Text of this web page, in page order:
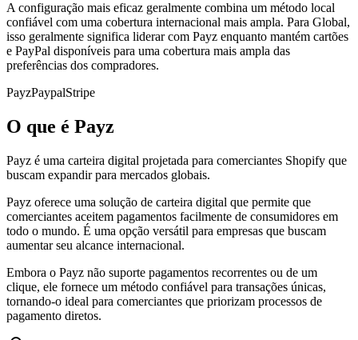
A configuração mais eficaz geralmente combina um método local
confiável com uma cobertura internacional mais ampla. Para Global,
isso geralmente significa liderar com Payz enquanto mantém cartões
e PayPal disponíveis para uma cobertura mais ampla das
preferências dos compradores.
PayzPaypalStripe
O que é Payz
Payz é uma carteira digital projetada para comerciantes Shopify que
buscam expandir para mercados globais.
Payz oferece uma solução de carteira digital que permite que
comerciantes aceitem pagamentos facilmente de consumidores em
todo o mundo. É uma opção versátil para empresas que buscam
aumentar seu alcance internacional.
Embora o Payz não suporte pagamentos recorrentes ou de um
clique, ele fornece um método confiável para transações únicas,
tornando-o ideal para comerciantes que priorizam processos de
pagamento diretos.